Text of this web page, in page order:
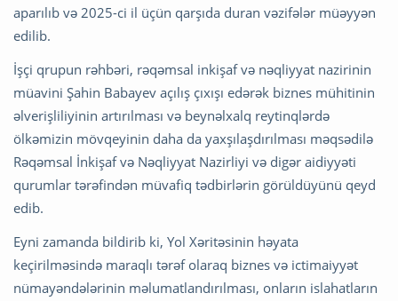
aparılıb və 2025-ci il üçün qarşıda duran vəzifələr müəyyən
edilib.
İşçi qrupun rəhbəri, rəqəmsal inkişaf və nəqliyyat nazirinin
müavini Şahin Babayev açılış çıxışı edərək biznes mühitinin
əlverişliliyinin artırılması və beynəlxalq reytinqlərdə
ölkəmizin mövqeyinin daha da yaxşılaşdırılması məqsədilə
Rəqəmsal İnkişaf və Nəqliyyat Nazirliyi və digər aidiyyəti
qurumlar tərəfindən müvafiq tədbirlərin görüldüyünü qeyd
edib.
Eyni zamanda bildirib ki, Yol Xəritəsinin həyata
keçirilməsində maraqlı tərəf olaraq biznes və ictimaiyyət
nümayəndələrinin məlumatlandırılması, onların islahatların